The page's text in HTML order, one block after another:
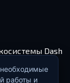
Dash
работы и